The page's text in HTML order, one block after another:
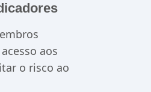
aos
o risco ao